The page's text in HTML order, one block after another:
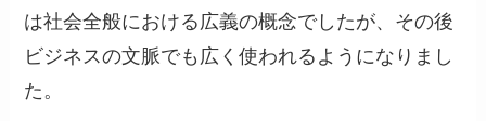
は社会全般における広義の概念でしたが、その後
ビジネスの文脈でも広く使われるようになりまし
た。